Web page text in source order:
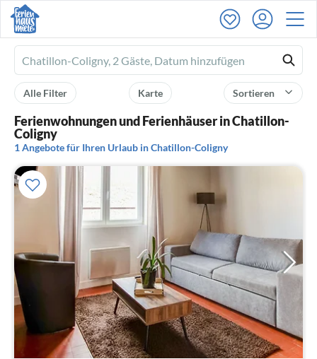
Ferienhausmiete
logo
Sortieren
Karte
Alle Filter
Ferienwohnungen und Ferienhäuser in Chatillon-
Coligny
1 Angebote für Ihren Urlaub in Chatillon-Coligny